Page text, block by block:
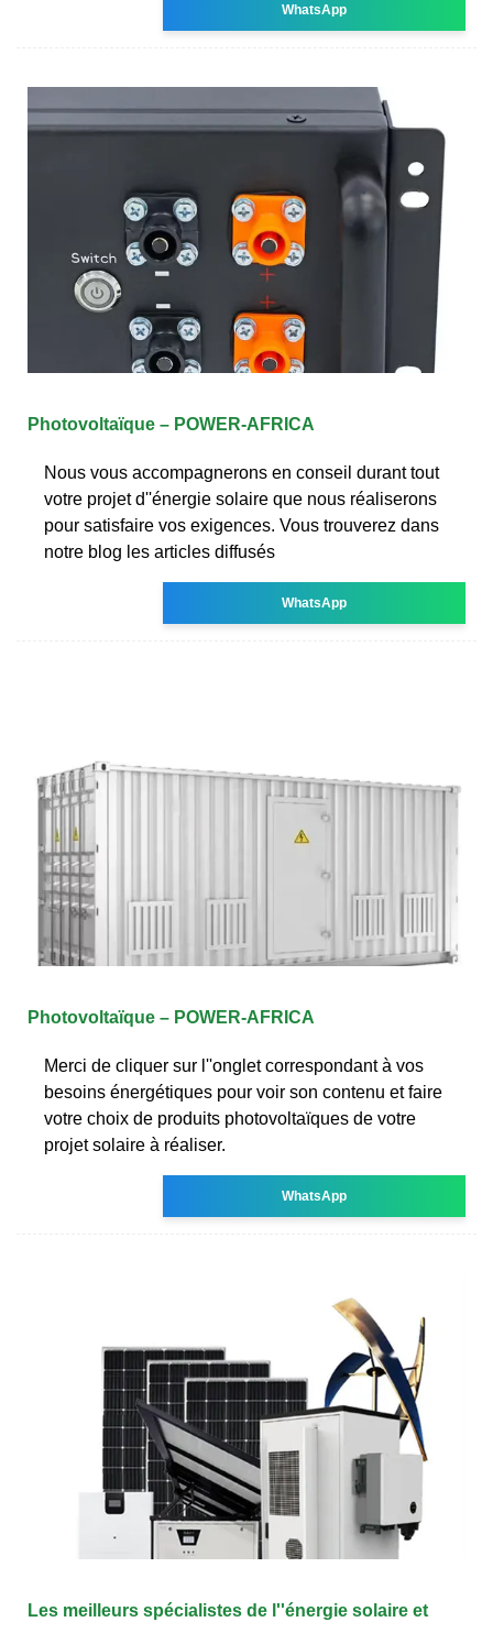
WhatsApp
Photovoltaïque – POWER-AFRICA
Nous vous accompagnerons en conseil durant tout
votre projet d''énergie solaire que nous réaliserons
pour satisfaire vos exigences. Vous trouverez dans
notre blog les articles diffusés
WhatsApp
Photovoltaïque – POWER-AFRICA
Merci de cliquer sur l''onglet correspondant à vos
besoins énergétiques pour voir son contenu et faire
votre choix de produits photovoltaïques de votre
projet solaire à réaliser.
WhatsApp
Les meilleurs spécialistes de l''énergie solaire et